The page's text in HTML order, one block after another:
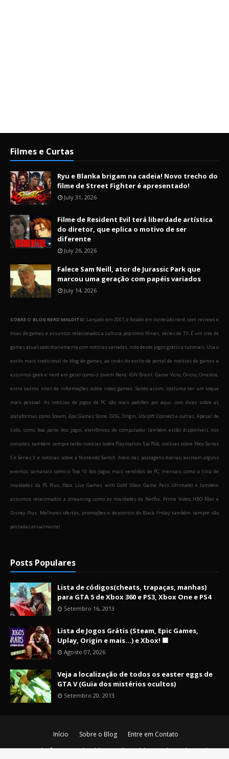
Filmes e Curtas
Ryu e Blanka brigam na cadeia! Novo trecho do
filme de Street Fighter é apresentado!
July 31, 2026
Filme de Resident Evil terá liberdade artística
do diretor, que eplica o motivo de ser
diferente
July 26, 2026
Falece Sam Neill, ator de Jurassic Park que
marcou uma geração com papéis variados
July 14, 2026
SOBRE O BLOG NERD MALDITO: Lançado em 2007, é focado em conteúdo nerd, com reviews e
dicas de games e assuntos relacionados a cultura pop como filmes, séries de TV. É um site de
games atualizado diariamente com notícias variadas, indo desde jogos grátis a tutoriais. Usa o
estilo mais tradicional de blog de games, ao invés do estilo de portal de notícias de games e
assuntos geek e nerd em geral como o Jovem Nerd, IGN Brasil, Game Vicio, Ovicio, Omelete,
entre outros sites de informações sobre video games. Sendo assim, costuma ter um toque
mais pessoal. As notícias de jogos de PC são mais padrões por aqui, com dicas sobre as
plataformas como Steam, Epic Games Store, GOG, Origin, Ubisoft Connect e outras. Apesar de
tudo, como boa parte dos jogos eletrônicos de computador também estão disponíveis nos
consoles, também sempre terão notícias sobre Playstation 5 (e PS4), notícias sobre Xbox Series
S e Series X e notícias sobre a Nintendo Switch. Além das postagens diárias, existem alguns
eventos semanais como o Top 10 dos jogos mais vendidos de PC, mensais como a lista de
novidades da PS Plus, Xbox Live Games with Gold (Xbox Game Pass Ultimate) e também
assuntos relacionados a streaming como as novidades da Netflix, Prime Video, HBO Max e
Disney Plus. Melhores ofertas, promoções e descontos da Black Friday também sempre são
postadas anualmente!
Posts Populares
Lista de códigos(cheats, trapaças, manhas)
para GTA 5 de Xbox 360 e PS3, Xbox One e PS4
Setembro 16, 2013
Lista de Jogos Grátis (Steam, Epic Games,
Uplay, Origin e mais...) e Xbox! 🟩
Agosto 07, 2026
Veja a localização de todos os easter eggs de
GTA V (Guia dos mistérios ocultos)
Setembro 20, 2013
Início Sobre o Blog
Entre em Contato
Copyright ©2026Nerd Maldito - O último blog nerd vivo da era de